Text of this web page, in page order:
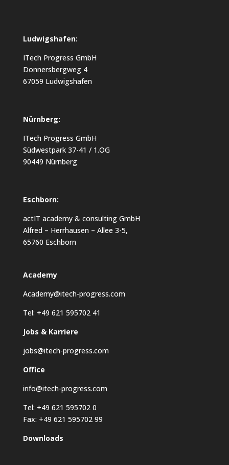
Ludwigshafen:
ITech Progress GmbH
Donnersbergweg 4
67059 Ludwigshafen
Nürnberg:
ITech Progress GmbH
Südwestpark 37-41 / 1.OG
90449 Nürnberg
Eschborn:
actIT academy & consulting GmbH
Alfred – Herrhausen – Allee 3-5,
65760 Eschborn
Academy
Academy@itech-progress.com
Tel: +49 621 595702 41
Jobs & Karriere
jobs@itech-progress.com
Office
info@itech-progress.com
Tel: +49 621 595702 0
Fax: +49 621 595702 99
Downloads